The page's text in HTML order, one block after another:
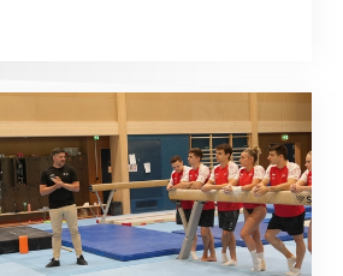
Zagreb